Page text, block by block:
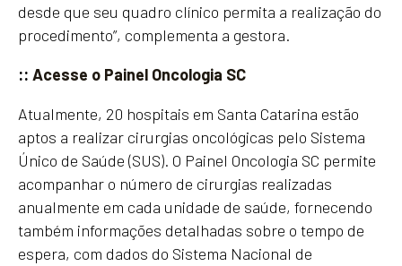
desde que seu quadro clínico permita a realização do
procedimento”, complementa a gestora.
:: Acesse o Painel Oncologia SC
Atualmente, 20 hospitais em Santa Catarina estão
aptos a realizar cirurgias oncológicas pelo Sistema
Único de Saúde (SUS). O Painel Oncologia SC permite
acompanhar o número de cirurgias realizadas
anualmente em cada unidade de saúde, fornecendo
também informações detalhadas sobre o tempo de
espera, com dados do Sistema Nacional de